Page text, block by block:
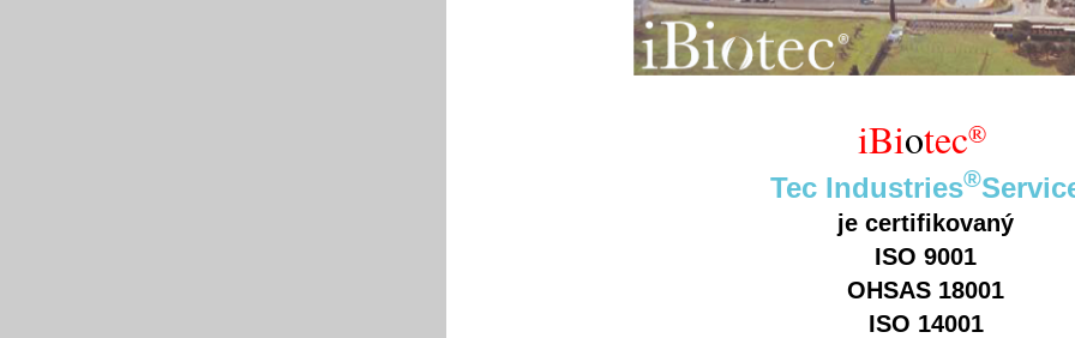
iBiotec®
Tec Industries®
je certifikovaný
ISO 9001
OHSAS 18001
ISO 14001